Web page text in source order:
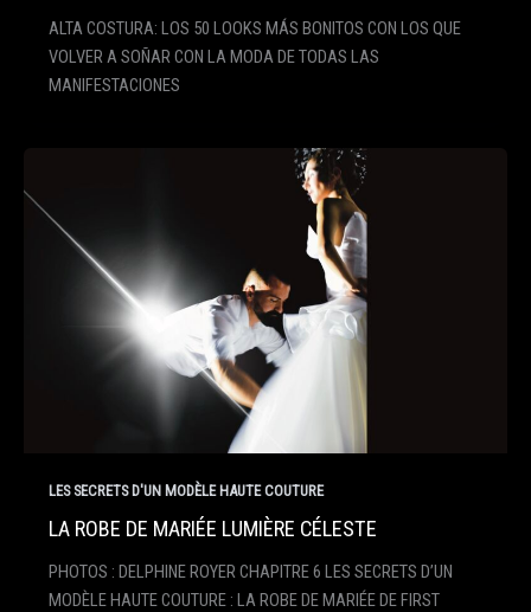
ALTA COSTURA: LOS 50 LOOKS MÁS BONITOS CON LOS QUE
VOLVER A SOÑAR CON LA MODA DE TODAS LAS
MANIFESTACIONES
LES SECRETS D'UN MODÈLE HAUTE COUTURE
LA ROBE DE MARIÉE LUMIÈRE CÉLESTE
PHOTOS : DELPHINE ROYER CHAPITRE 6 LES SECRETS D’UN
MODÈLE HAUTE COUTURE : LA ROBE DE MARIÉE DE FIRST